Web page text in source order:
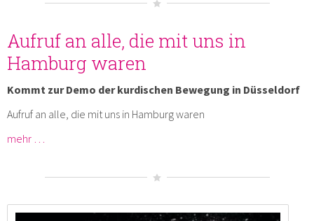
Aufruf an alle, die mit uns in
Hamburg waren
Kommt zur Demo der kurdischen Bewegung in Düsseldorf
Aufruf an alle, die mit uns in Hamburg waren
mehr …